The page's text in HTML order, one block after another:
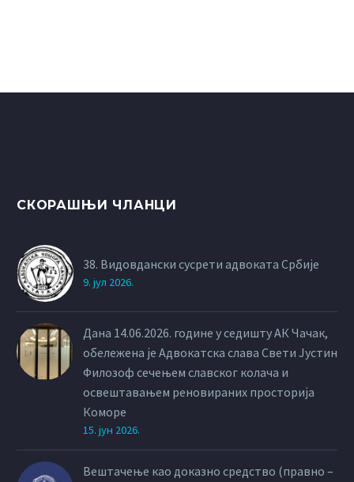
Одредби Закона о
СКОРАШЊИ ЧЛАНЦИ
38. Видовдански сусрети адвоката Србије
9. јул 2026.
Дана 14.06.2026. године у седишту АК Чачак,
обележена је Адвокатска слава Свети Јустин
Филозоф сечењем славског колача и
освештавањем реновираних просторија
Коморе
15. јун 2026.
Вештачење као доказно средство (правно –